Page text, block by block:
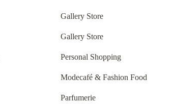
Gallery Store
Gallery Store
Personal Shopping
Modecafé & Fashion Food
Parfumerie